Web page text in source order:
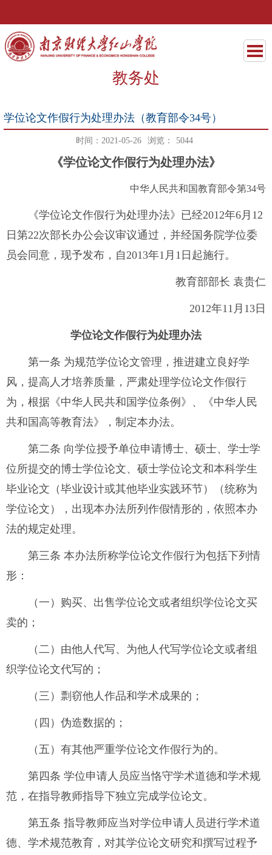
教务处
学位论文作假行为处理办法（教育部令34号）
时间：2021-05-26 浏览： 5044
《学位论文作假行为处理办法》
中华人民共和国教育部令第34号
《学位论文作假行为处理办法》已经2012年6月 12
日第22次部长办公会议审议通过，并经国务院学位委
员会同意，现予发布，自2013年1 月 1 日起施行。
教育部部长 袁贵仁
2012年11 月 13 日
学位论文作假行为处理办法
第一条 为规范学位论文管理，推进建立良好学
风，提高人才培养质量，严肃处理学位论文作假行
为，根据《中华人民共和国学位条例》、《中华人民
共和国高等教育法》，制定本办法。
第二条 向学位授予单位申请博士、硕士、学士学
位所提交的博士学位论文、硕士学位论文和本科学生
毕业论文（毕业设计或其他毕业实践环节）（统称为
学位论文），出现本办法所列作假情形的，依照本办
法的规定处理。
第三条 本办法所称学位论文作假行为包括下列情
形：
（一）购买、出售学位论文或者组织学位论文买
卖的；
（二）由他人代写、为他人代写学位论文或者组
织学位论文代写的；
（三）剽窃他人作品和学术成果的；
（四）伪造数据的；
（五）有其他严重学位论文作假行为的。
第四条 学位申请人员应当恪守学术道德和学术规
范，在指导教师指导下独立完成学位论文。
第五条 指导教师应当对学位申请人员进行学术道
德、学术规范教育，对其学位论文研究和撰写过程予